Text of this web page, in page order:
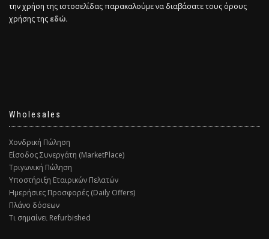
την χρήση της ιστοσελίδας παρακαλούμε να διαβάσατε τους όρους
χρήσης τηςεδώ.
Wholesales
Χονδρική Πώληση
Είσοδος Συνεργάτη (MarketPlace)
Τριγωνική Πώληση
Υποστήριξη Εταιρικών Πελατών
Ημερήσιες Προσφορές (Daily Offers)
Πλάνο δόσεων
Τι σημαίνει Refurbished